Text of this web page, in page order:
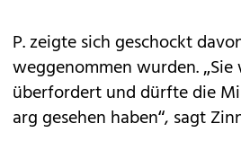
P. zeigte sich geschockt
weggenommen wurden.
überfordert und dürfte die
arg gesehen haben“, sagt